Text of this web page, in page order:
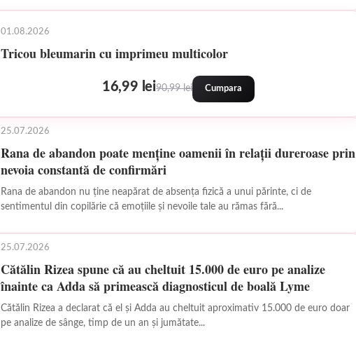
01.08.2026
Tricou bleumarin cu imprimeu multicolor
16,99 lei90,99 lei Cumpara
25.07.2026
Rana de abandon poate menține oamenii în relații dureroase prin
nevoia constantă de confirmări
Rana de abandon nu ține neapărat de absența fizică a unui părinte, ci de
sentimentul din copilărie că emoțiile și nevoile tale au rămas fără...
25.07.2026
Cătălin Rizea spune că au cheltuit 15.000 de euro pe analize
înainte ca Adda să primească diagnosticul de boală Lyme
Cătălin Rizea a declarat că el și Adda au cheltuit aproximativ 15.000 de euro doar
pe analize de sânge, timp de un an și jumătate...